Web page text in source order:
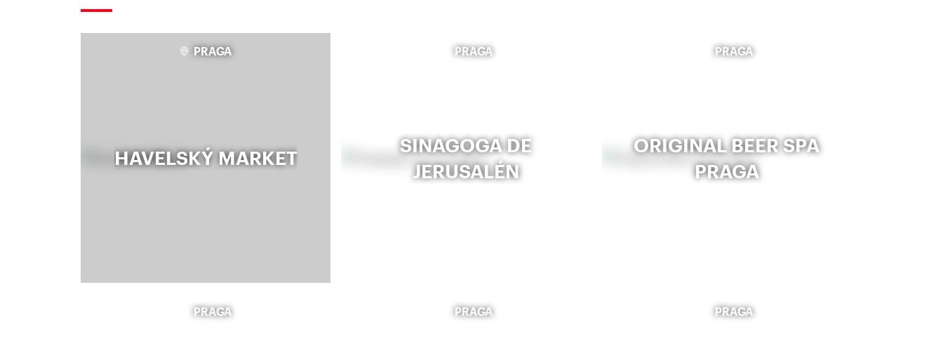
PRAGA
HAVELSKÝ MARKET
PRAGA
SINAGOGA DE
JERUSALÉN
PRAGA
ORIGINAL BEER SPA
PRAGA
PRAGA PRAGA PRAGA